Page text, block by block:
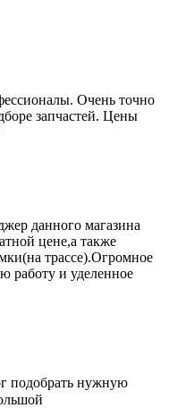
Очень точно
запчастей. Цены
данного магазина
цене,а также
трассе).Огромное
работу и уделенное
подобрать нужную